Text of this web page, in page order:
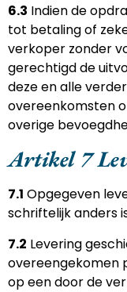
6.3 Indien de
tot betaling of
verkoper zonder
gerechtigd de
deze en alle
overeenkomsten
overige
Artikel 7
7.1 Opgegeven
schriftelijk anders
7.2 Levering
overeengekomen
op een door de